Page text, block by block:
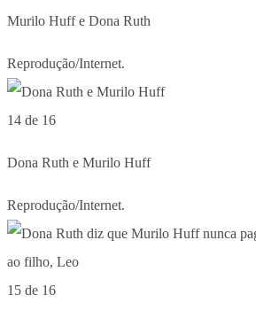
Murilo Huff e Dona Ruth
Reprodução/Internet.
14 de 16
Dona Ruth e Murilo Huff
Reprodução/Internet.
15 de 16